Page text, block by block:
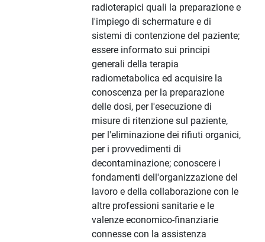
radioterapici quali la preparazione e
l'impiego di schermature e di
sistemi di contenzione del paziente;
essere informato sui principi
generali della terapia
radiometabolica ed acquisire la
conoscenza per la preparazione
delle dosi, per l'esecuzione di
misure di ritenzione sul paziente,
per l'eliminazione dei rifiuti organici,
per i provvedimenti di
decontaminazione; conoscere i
fondamenti dell'organizzazione del
lavoro e della collaborazione con le
altre professioni sanitarie e le
valenze economico-finanziarie
connesse con la assistenza